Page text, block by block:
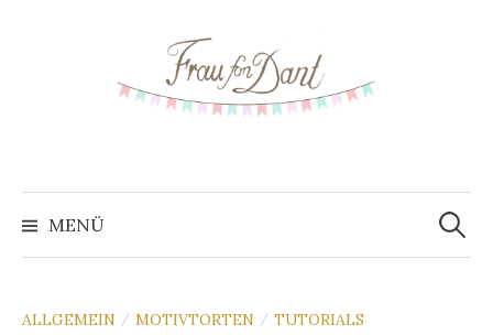
e
z
u
I
MENÜ S
ALLGEMEIN / MOTIVTORTEN / TUTORIALS